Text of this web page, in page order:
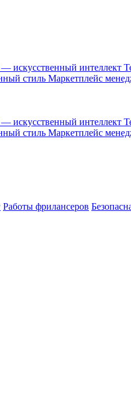
искусственный интеллект
стиль Маркетплейс
искусственный интеллект
стиль Маркетплейс
Работы фрилансеров